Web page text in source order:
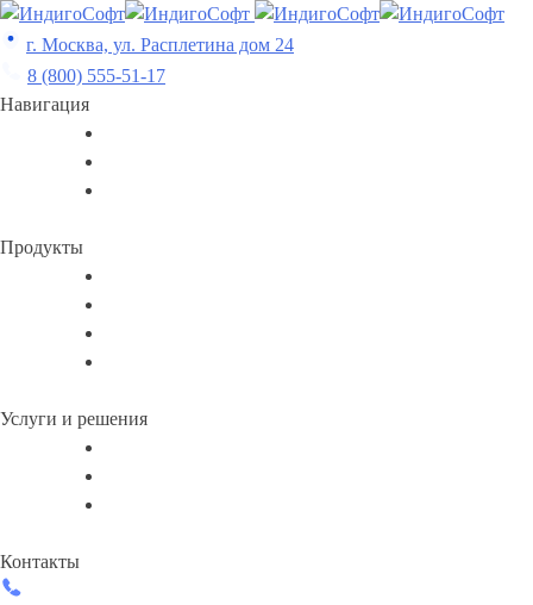
Skip
to
content
г. Москва, ул. Расплетина дом 24
8 (800) 555-51-17
Навигация
Продукты
Услуги и решения
Контакты